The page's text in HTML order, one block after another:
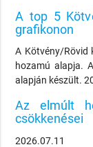
A top 5
grafikonon
A Kötvény/Rövid
hozamú alapja.
alapján készült.
Az elmúlt
csökkenései
2026.07.11